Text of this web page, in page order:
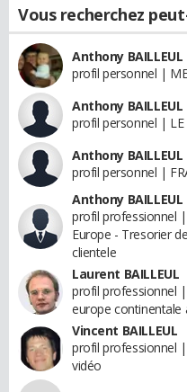
Vous recherchez
Anthony BAILLEUL
profil personnel |
Anthony BAILLEUL
profil personnel | LE
Anthony BAILLEUL
profil personnel |
Anthony BAILLEUL
profil professionnel
Europe - Tresorier
clientele
Laurent BAILLEUL
profil professionnel
europe continentale
Vincent BAILLEUL
profil professionnel
vidéo